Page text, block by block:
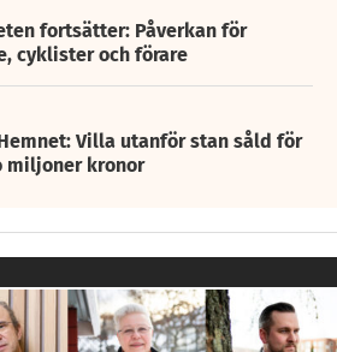
fortsätter: Påverkan för
cyklister och förare
Villa utanför stan såld för
miljoner kronor